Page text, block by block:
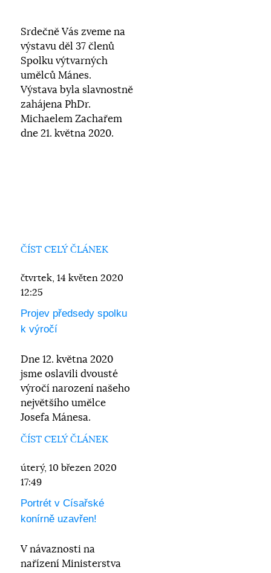
Srdečně Vás zveme na
výstavu děl 37 členů
Spolku výtvarných
umělců Mánes.
Výstava byla slavnostně
zahájena PhDr.
Michaelem Zachařem
dne 21. května 2020.
ČÍST CELÝ ČLÁNEK
čtvrtek, 14 květen 2020
12:25
Projev předsedy spolku
k výročí
Dne 12. května 2020
jsme oslavili dvousté
výročí narození našeho
největšího umělce
Josefa Mánesa.
ČÍST CELÝ ČLÁNEK
úterý, 10 březen 2020
17:49
Portrét v Císařské
konírně uzavřen!
V návaznosti na
nařízení Ministerstva